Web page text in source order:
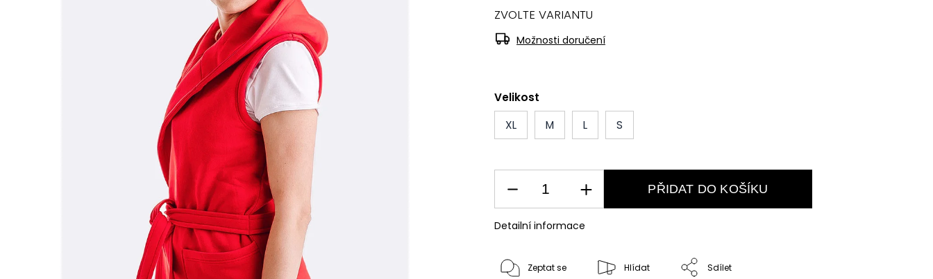
Velikost
XL
M L S
ZVOLTE VARIANTU
Možnosti doručení
PŘIDAT DO KOŠÍKU
Detailní informace
Zeptat se Hlídat Sdílet